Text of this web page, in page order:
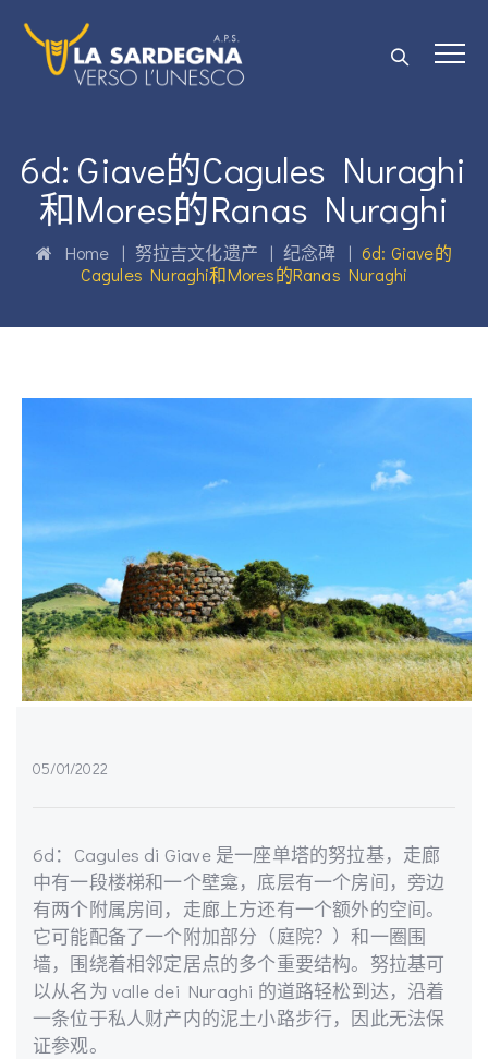
6d: Giave的Cagules Nuraghi
和Mores的Ranas Nuraghi
Home | 努拉吉文化遗产 |纪念碑 | 6d: Giave的
Cagules Nuraghi和Mores的Ranas Nuraghi
05/01/2022
6d：Cagules di Giave 是一座单塔的努拉基，走廊
中有一段楼梯和一个壁龛，底层有一个房间，旁边
有两个附属房间，走廊上方还有一个额外的空间。
它可能配备了一个附加部分（庭院？）和一圈围
墙，围绕着相邻定居点的多个重要结构。努拉基可
以从名为 valle dei Nuraghi 的道路轻松到达，沿着
一条位于私人财产内的泥土小路步行，因此无法保
证参观。